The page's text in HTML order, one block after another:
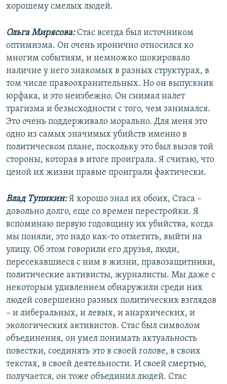
хорошему смелых людей.
Ольга Мирясова:Стас всегда был источником
оптимизма. Он очень иронично относился ко
многим событиям, и немножко шокировало
наличие у него знакомых в разных структурах, в
том числе правоохранительных. Но он выпускник
юрфака, и это неизбежно. Он снимал налет
трагизма и безысходности с того, чем занимался.
Это очень поддерживало морально. Для меня это
одно из самых значимых убийств именно в
политическом плане, поскольку это был вызов той
стороны, которая в итоге проиграла. Я считаю, что
ценой их жизни правые проиграли фактически.
Влад Тупикин:Я хорошо знал их обоих, Стаса –
довольно долго, еще со времен перестройки. Я
вспоминаю первую годовщину их убийства, когда
мы поняли, это надо как-то отметить, выйти на
улицу. Об этом говорили его друзья, люди,
пересекавшиеся с ним в жизни, правозащитники,
политические активисты, журналисты. Мы даже с
некоторым удивлением обнаружили среди них
людей совершенно разных политических взглядов
– и либеральных, и левых, и анархических, и
экологических активистов. Стас был символом
объединения, он умел понимать актуальность
повестки, соединять это в своей голове, в своих
текстах, в своей деятельности. И своей смертью,
получается, он тоже объединил людей. Стас